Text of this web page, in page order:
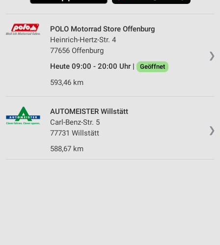
❯
POLO Motorrad Store Offenburg
Heinrich-Hertz-Str. 4
77656 Offenburg
Heute 09:00 - 20:00 Uhr |
Geöffnet
593,46 km
❯
AUTOMEISTER Willstätt
Carl-Benz-Str. 5
77731 Willstätt
588,67 km